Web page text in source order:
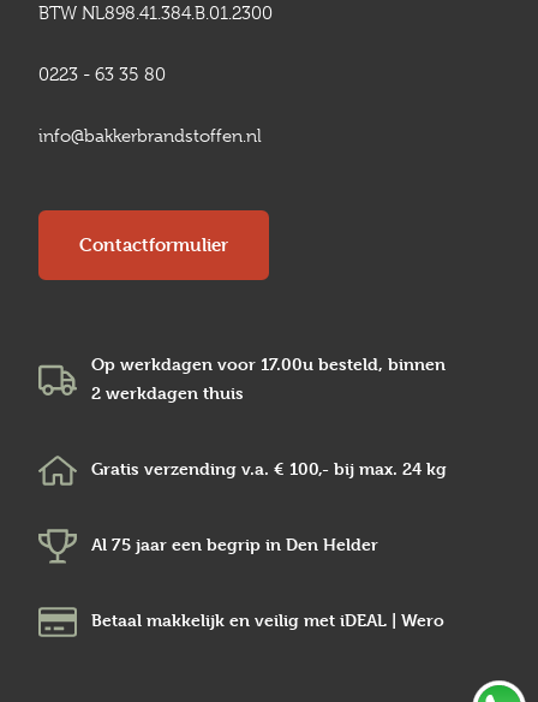
BTW NL898.41.384.B.01.2300
0223 - 63 35 80
info@bakkerbrandstoffen.nl
Contactformulier
Op werkdagen voor 17.00u besteld, binnen
2 werkdagen thuis
Gratis verzending v.a. € 100,- bij max. 24 kg
Al 75 jaar een begrip in Den Helder
Betaal makkelijk en veilig met iDEAL | Wero